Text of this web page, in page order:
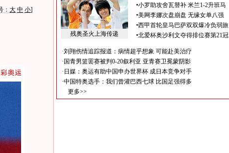
： 大 中 小]
残奥圣火上海传递
•小罗助攻舍瓦替补 米兰1-2升班马
•美网李娜次盘崩盘 无缘女单八强
•西甲首轮皇马巴萨双双爆冷负弱旅
•北爱杯奥沙利文夺得排位赛第21冠
·刘翔伤情追踪报道：病情超乎想象 可能赴美治疗
· 国青男篮罢赛被判0-20叙利亚 亚青赛卫冕蒙阴影
· 日媒：奥运有助中国申办世界杯 成日本竞争对手
·中国特奥选手：我们曾灌巴西七球 比国足强得多
更多>>